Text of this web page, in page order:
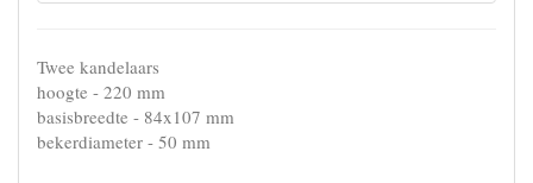
Twee kandelaars
hoogte - 220 mm
basisbreedte - 84x107 mm
bekerdiameter - 50 mm